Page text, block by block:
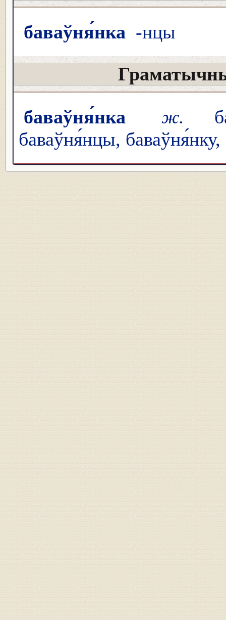
баваўня́нка -нцы
баваўня́нка ж.
баваўня́нцы,